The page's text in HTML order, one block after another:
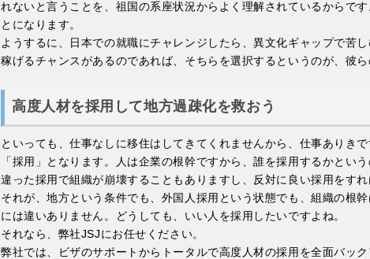
れないと言うことを、祖国の系座状況からよく理解されているからで
とになります。
ようするに、日本での就職にチャレンジしたら、異文化ギャップで苦
稼げるチャンスがあるのであれば、そちらを選択するというのが、彼ら
高度人材を採用して地方過疎化を救おう
といっても、仕事なしに移住はしてきてくれませんから、仕事ありき
「採用」となります。人は企業の根幹ですから、誰を採用するかとい
違った採用で組織が崩壊することもありますし、反対に良い採用をす
それが、地方という条件でも、外国人採用という状態でも、組織の根
には違いありません。どうしても、いい人を採用したいですよね。
それなら、弊社JSJにお任せください。
弊社では、ビザのサポートからトータルで高度人材の採用を全面バッ